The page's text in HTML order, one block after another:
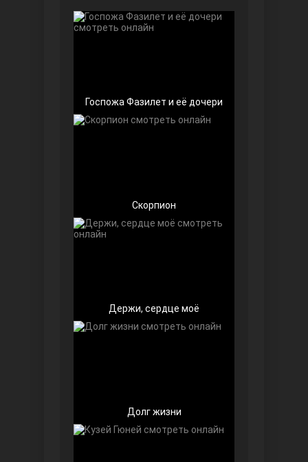
Чёрно-белая любовь
Девушка за стеклом
Госпожа Фазилет и её дочери
Скорпион
Держи, сердце моё
Долг жизни